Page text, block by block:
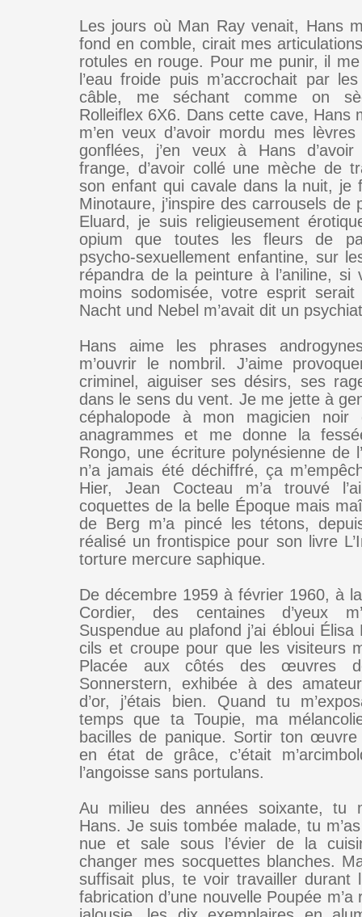
Les jours où Man Ray venait, Hans
fond en comble, cirait mes
rotules en rouge. Pour me punir, il
l’eau froide puis m’accrochait par
câble, me séchant comme on
Rolleiflex 6X6. Dans cette cave, Hans
m’en veux d’avoir mordu mes
gonflées, j’en veux à Hans
frange, d’avoir collé une mèche de
son enfant qui cavale dans la nuit, je
Minotaure, j’inspire des carrousels de
Eluard, je suis religieusement
opium que toutes les fleurs de
psycho-sexuellement enfantine, sur
répandra de la peinture à l’aniline, si
moins sodomisée, votre esprit serait
Nacht und Nebel m’avait dit un
Hans aime les phrases
m’ouvrir le nombril. J’aime
criminel, aiguiser ses désirs, ses
dans le sens du vent. Je me jette à
céphalopode à mon magicien
anagrammes et me donne la
Rongo, une écriture polynésienne de
n’a jamais été déchiffré, ça
Hier, Jean Cocteau m’a trouvé
coquettes de la belle Époque mais
de Berg m’a pincé les tétons,
réalisé un frontispice pour son livre
torture mercure saphique.
De décembre 1959 à février 1960, à
Cordier, des centaines d’yeux
Suspendue au plafond j’ai ébloui
cils et croupe pour que les visiteurs
Placée aux côtés des œuvres
Sonnerstern, exhibée à des
d’or, j’étais bien. Quand tu
temps que ta Toupie, ma
bacilles de panique. Sortir ton œuvre
en état de grâce, c’était
l’angoisse sans portulans.
Au milieu des années soixante, tu
Hans. Je suis tombée malade, tu
nue et sale sous l’évier de la
changer mes socquettes blanches.
suffisait plus, te voir travailler durant
fabrication d’une nouvelle Poupée